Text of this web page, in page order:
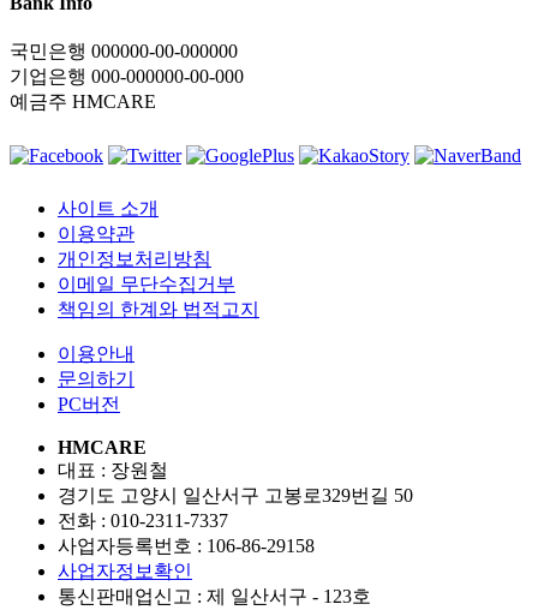
국민은행 000000-00-000000
기업은행 000-000000-00-000
예금주 HMCARE
사이트 소개
이용약관
개인정보처리방침
이메일 무단수집거부
책임의 한계와 법적고지
이용안내
문의하기
PC버전
HMCARE
대표 : 장원철
경기도 고양시 일산서구 고봉로329번길 50
전화 : 010-2311-7337
사업자등록번호 : 106-86-29158
사업자정보확인
통신판매업신고 : 제 일산서구 - 123호